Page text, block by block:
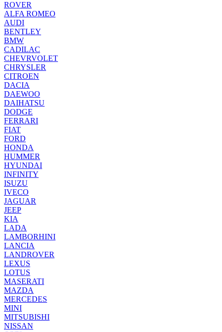
ROVER
ALFA ROMEO
AUDI
BENTLEY
BMW
CADILAC
CHEVRVOLET
CHRYSLER
CITROEN
DACIA
DAEWOO
DAIHATSU
DODGE
FERRARI
FIAT
FORD
HONDA
HUMMER
HYUNDAI
INFINITY
ISUZU
IVECO
JAGUAR
JEEP
KIA
LADA
LAMBORHINI
LANCIA
LANDROVER
LEXUS
LOTUS
MASERATI
MAZDA
MERCEDES
MINI
MITSUBISHI
NISSAN